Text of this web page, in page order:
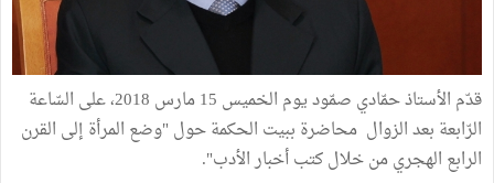
قدّم الأستاذ حمّادي صمّود يوم الخميس 15 مارس 2018، على السّاعة
الرّابعة بعد الزوال محاضرة ببيت الحكمة حول "وضع المرأة إلى القرن
الرابع الهجري من خلال كتب أخبار الأدب".